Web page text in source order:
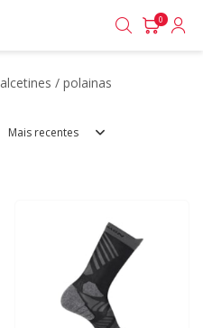
0
calcetines / polainas
Mais recentes